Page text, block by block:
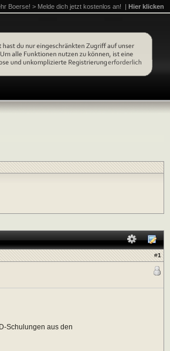
Boerse! > Melde dich jetzt kostenlos an! | Hier klicken
#1
Schulungen aus den